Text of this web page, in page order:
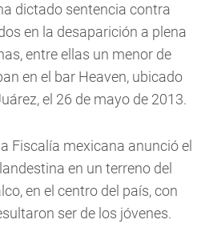
dictado sentencia contra
en la desaparición a plena
entre ellas un menor de
en el bar Heaven, ubicado
el 26 de mayo de 2013.
Fiscalía mexicana anunció el
en un terreno del
en el centro del país, con
ser de los jóvenes.